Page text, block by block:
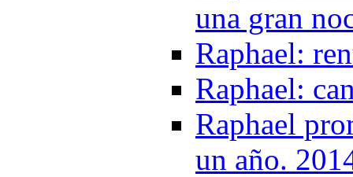
una gran
Raphael:
Raphael:
Raphael
un año.